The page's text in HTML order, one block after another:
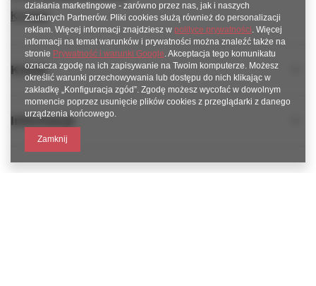
Kontakt
Konto
Informacje
działania marketingowe - zarówno przez nas, jak i naszych
Zaufanych Partnerów. Pliki cookies służą również do personalizacji
reklam. Więcej informacji znajdziesz w polityce prywatności. Więcej
informacji na temat warunków i prywatności można znaleźć także na
stronie Prywatność i warunki Google. Akceptacja tego komunikatu
oznacza zgodę na ich zapisywanie na Twoim komputerze. Możesz
określić warunki przechowywania lub dostępu do nich klikając w
zakładkę „Konfiguracja zgód”. Zgodę możesz wycofać w dowolnym
momencie poprzez usunięcie plików cookies z przeglądarki z danego
urządzenia końcowego.
Zamknij